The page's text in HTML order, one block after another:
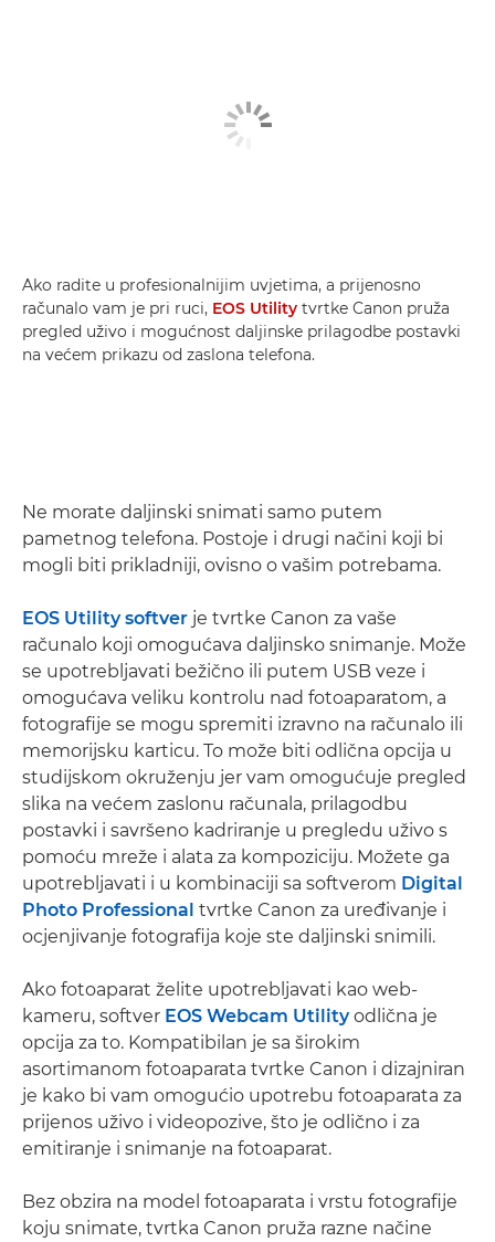
Ako radite u profesionalnijim uvjetima, a prijenosno
računalo vam je pri ruci, EOS Utility tvrtke Canon pruža
pregled uživo i mogućnost daljinske prilagodbe postavki
na većem prikazu od zaslona telefona.
Ne morate daljinski snimati samo putem
pametnog telefona. Postoje i drugi načini koji bi
mogli biti prikladniji, ovisno o vašim potrebama.
EOS Utility softver je tvrtke Canon za vaše
računalo koji omogućava daljinsko snimanje. Može
se upotrebljavati bežično ili putem USB veze i
omogućava veliku kontrolu nad fotoaparatom, a
fotografije se mogu spremiti izravno na računalo ili
memorijsku karticu. To može biti odlična opcija u
studijskom okruženju jer vam omogućuje pregled
slika na većem zaslonu računala, prilagodbu
postavki i savršeno kadriranje u pregledu uživo s
pomoću mreže i alata za kompoziciju. Možete ga
upotrebljavati i u kombinaciji sa softverom Digital
Photo Professional tvrtke Canon za uređivanje i
ocjenjivanje fotografija koje ste daljinski snimili.
Ako fotoaparat želite upotrebljavati kao web-
kameru, softver EOS Webcam Utilityodlična je
opcija za to. Kompatibilan je sa širokim
asortimanom fotoaparata tvrtke Canon i dizajniran
je kako bi vam omogućio upotrebu fotoaparata za
prijenos uživo i videopozive, što je odlično i za
emitiranje i snimanje na fotoaparat.
Bez obzira na model fotoaparata i vrstu fotografije
koju snimate, tvrtka Canon pruža razne načine